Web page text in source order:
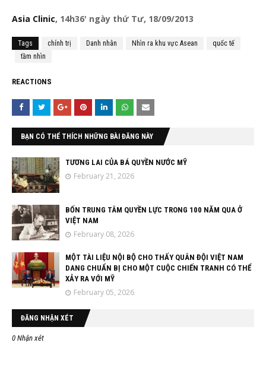
Asia Clinic, 14h36' ngày thứ Tư, 18/09/2013
Tags chính trị Danh nhân Nhìn ra khu vực Asean
quốc tế
tầm nhìn
REACTIONS
BẠN CÓ THỂ THÍCH NHỮNG BÀI ĐĂNG NÀY
TƯƠNG LAI CỦA BÁ QUYỀN NƯỚC MỸ
February 21, 2026
BỐN TRUNG TÂM QUYỀN LỰC TRONG 100 NĂM QUA Ở
VIỆT NAM
February 08, 2026
MỘT TÀI LIỆU NỘI BỘ CHO THẤY QUÂN ĐỘI VIỆT NAM
DANG CHUẨN BỊ CHO MỘT CUỘC CHIẾN TRANH CÓ THỂ
XẢY RA VỚI MỸ
February 05, 2026
ĐĂNG NHẬN XÉT
0 Nhận xét